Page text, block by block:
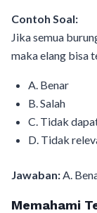
Contoh Soal:
Jika semua
maka elang bisa
A. Benar
B. Salah
C. Tidak
D. Tidak
Jawaban: A.
Memahami